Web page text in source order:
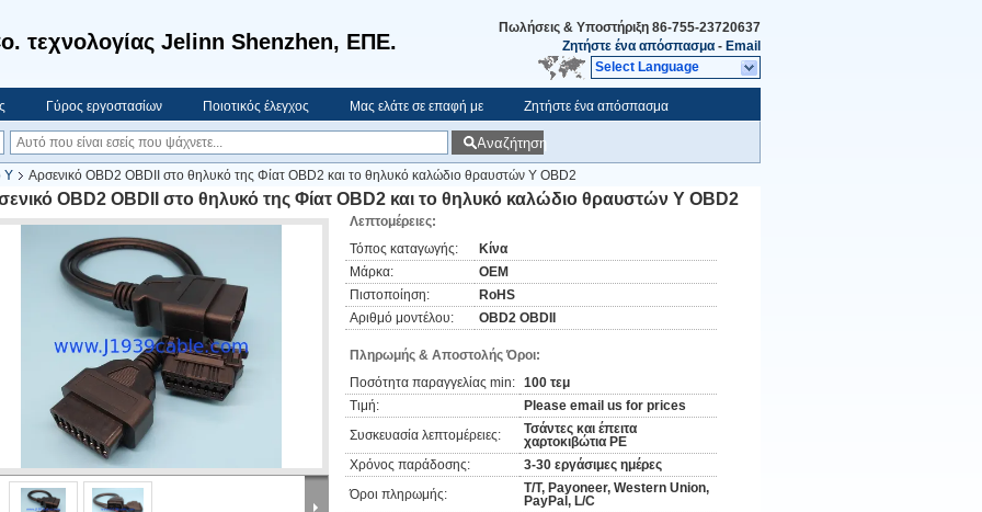
τεχνολογίας Jelinn Shenzhen, ΕΠΕ.
Πωλήσεις & Υποστήριξη 86-755-23720637
Ζητήστε ένα απόσπασμα - Email
Select Language
Γύρος εργοστασίων Ποιοτικός έλεγχος Μας ελάτε σε επαφή με Ζητήστε ένα απόσπασμα
Αναζήτηση
Υ
Αρσενικό OBD2 OBDII στο θηλυκό της Φίατ OBD2 και το θηλυκό καλώδιο θραυστών Υ OBD2
OBD2 OBDII στο θηλυκό της Φίατ OBD2 και το θηλυκό καλώδιο θραυστών Υ OBD2
Λεπτομέρειες:
Τόπος καταγωγής:
Κίνα
Μάρκα:
OEM
Πιστοποίηση:
RoHS
Αριθμό μοντέλου:
OBD2 OBDII
Πληρωμής & Αποστολής Όροι:
Ποσότητα παραγγελίας min: 100 τεμ
Τιμή:
Please email us for prices
Συσκευασία λεπτομέρειες:
Τσάντες και έπειτα
χαρτοκιβώτια PE
Χρόνος παράδοσης:
3-30 εργάσιμες ημέρες
Όροι πληρωμής:
T/T, Payoneer, Western Union,
PayPal, L/C